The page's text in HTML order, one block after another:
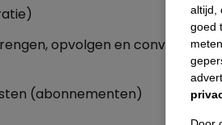
opvolgen en converteren
(abonnementen)
altijd,
goed